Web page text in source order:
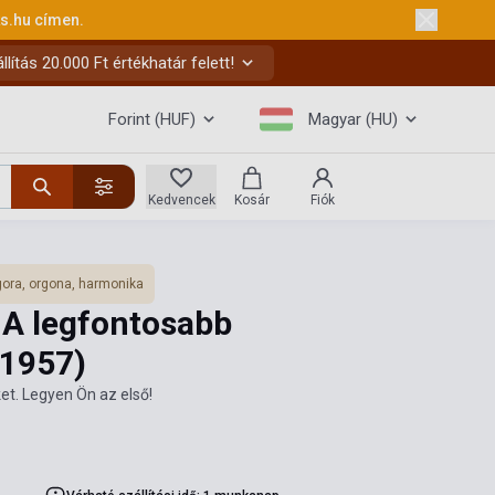
címen.
20.000 Ft értékhatár felett!
Forint (HUF) Magyar (HU)
Kedvencek Kosár Fiók
orgona, harmonika
legfontosabb
Legyen Ön az első!